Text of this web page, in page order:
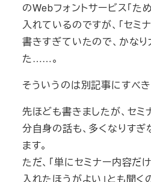
のWebフォントサービス「た
入れているのですが、「セミ
書きすぎていたので、かな
た……。
そういうのは別記事にすべき
先ほども書きましたが、セ
分自身の話も、多くなりす
ます。
ただ、「単にセミナー内容だ
入れたほうがよい」とも聞く